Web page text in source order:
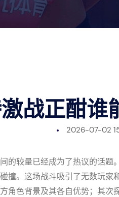
战正酣
2026-07-02
的较量已经成为了热议的话
撞。这场战斗吸引了无数玩
角色背景及其各自优势；其次